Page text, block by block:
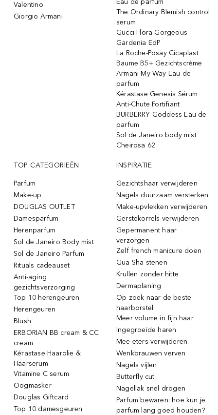
Valentino
Giorgio Armani
Eau de parfum
The Ordinary Blemish control
serum
Gucci Flora Gorgeous
Gardenia EdP
La Roche-Posay Cicaplast
Baume B5+ Gezichtscrème
Armani My Way Eau de
parfum
Kérastase Genesis Sérum
Anti-Chute Fortifiant
BURBERRY Goddess Eau de
parfum
Sol de Janeiro body mist
Cheirosa 62
TOP CATEGORIEËN
Parfum
Make-up
DOUGLAS OUTLET
Damesparfum
Herenparfum
Sol de Janeiro Body mist
Sol de Janeiro Parfum
Rituals cadeauset
Anti-aging
gezichtsverzorging
Top 10 herengeuren
Herengeuren
Blush
ERBORIAN BB cream & CC
cream
Kérastase Haarolie &
Haarserum
Vitamine C serum
Oogmasker
Douglas Giftcard
Top 10 damesgeuren
INSPIRATIE
Gezichtshaar verwijderen
Nagels duurzaam versterken
Make-upvlekken verwijderen
Gerstekorrels verwijderen
Gepermanent haar
verzorgen
Zelf french manicure doen
Gua Sha stenen
Krullen zonder hitte
Dermaplaning
Op zoek naar de beste
haarborstel
Meer volume in fijn haar
Ingegroeide haren
Mee-eters verwijderen
Wenkbrauwen verven
Nagels vijlen
Butterfly cut
Nagellak snel drogen
Parfum bewaren: hoe kun je
parfum lang goed houden?